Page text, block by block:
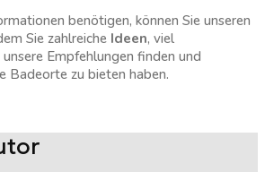
benötigen, können Sie unseren
Sie zahlreiche Ideen, viel
unsere Empfehlungen finden und
Badeorte zu bieten haben.